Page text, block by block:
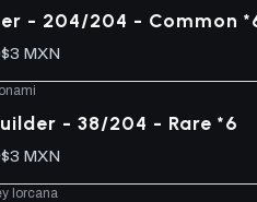
- 204/204 - Common
$3 MXN
- 38/204 - Rare *6
$3 MXN
lorcana